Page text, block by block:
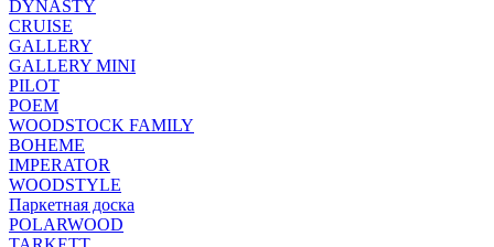
DYNASTY
CRUISE
GALLERY
GALLERY MINI
PILOT
POEM
WOODSTOCK FAMILY
BOHEME
IMPERATOR
WOODSTYLE
Паркетная доска
POLARWOOD